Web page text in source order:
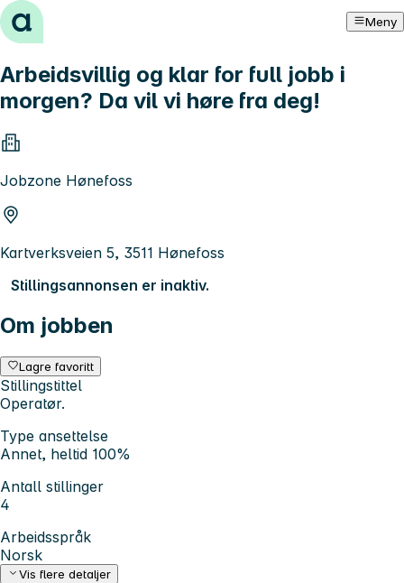
Hopp til innhold Meny
Arbeidsvillig og klar for full jobb i
morgen? Da vil vi høre fra deg!
Jobzone Hønefoss
Kartverksveien 5, 3511 Hønefoss
Stillingsannonsen er inaktiv.
Om jobben
Lagre favoritt
Stillingstittel
Operatør.
Type ansettelse
Annet, heltid 100%
Antall stillinger
4
Arbeidsspråk
Norsk
Vis flere detaljer